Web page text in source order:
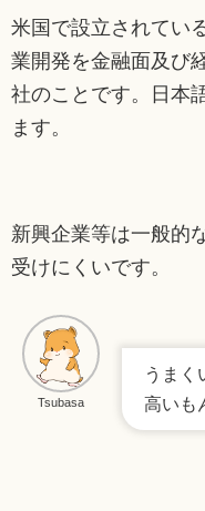
米国で設立されてい
業開発を金融面及び
社のことです。日本
ます。
新興企業等は一般的
受けにくいです。
Tsubasa
うまく
高いも